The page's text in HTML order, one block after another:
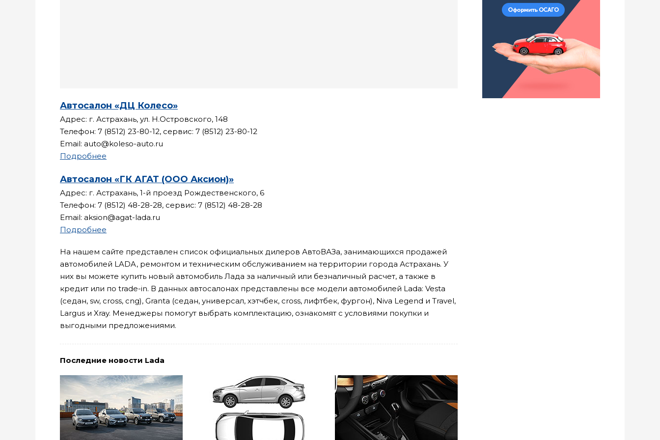
Автосалон «ДЦ Колесо»
Адрес: г. Астрахань, ул. Н.Островского, 148
Телефон: 7 (8512) 23-80-12, сервис: 7 (8512) 23-80-12
Email: auto@koleso-auto.ru
Подробнее
Автосалон «ГК АГАТ (ООО Аксион)»
Адрес: г. Астрахань, 1-й проезд Рождественского, 6
Телефон: 7 (8512) 48-28-28, сервис: 7 (8512) 48-28-28
Email: aksion@agat-lada.ru
Подробнее
На нашем сайте представлен список официальных дилеров АвтоВАЗа, занимающихся продажей
автомобилей LADA, ремонтом и техническим обслуживанием на территории города Астрахань. У
них вы можете купить новый автомобиль Лада за наличный или безналичный расчет, а также в
кредит или по trade-in. В данных автосалонах представлены все модели автомобилей Lada: Vesta
(седан, sw, cross, cng), Granta (седан, универсал, хэтчбек, cross, лифтбек, фургон), Niva Legend и Travel,
Largus и Xray. Менеджеры помогут выбрать комплектацию, ознакомят с условиями покупки и
выгодными предложениями.
Последние новости Lada